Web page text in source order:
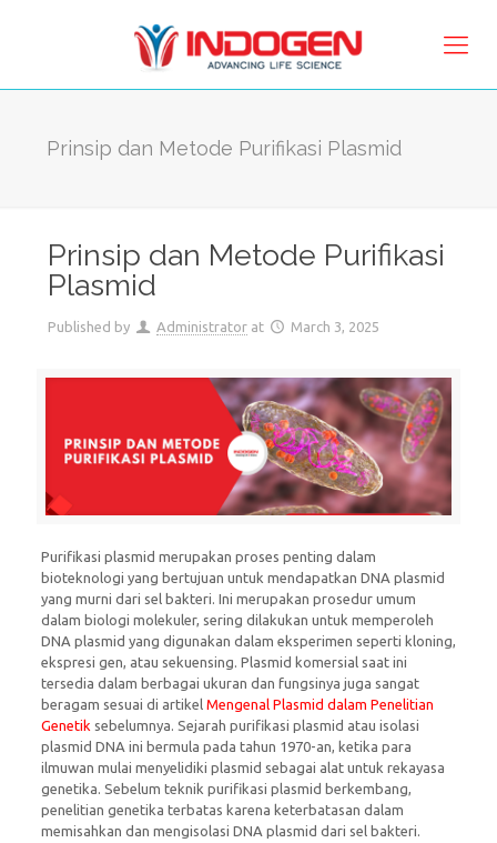
Prinsip dan Metode Purifikasi Plasmid
Prinsip dan Metode Purifikasi
Plasmid
Published by Administrator at March 3, 2025
Purifikasi plasmid merupakan proses penting dalam
bioteknologi yang bertujuan untuk mendapatkan DNA plasmid
yang murni dari sel bakteri. Ini merupakan prosedur umum
dalam biologi molekuler, sering dilakukan untuk memperoleh
DNA plasmid yang digunakan dalam eksperimen seperti kloning,
ekspresi gen, atau sekuensing. Plasmid komersial saat ini
tersedia dalam berbagai ukuran dan fungsinya juga sangat
beragam sesuai di artikel Mengenal Plasmid dalam Penelitian
Genetik sebelumnya. Sejarah purifikasi plasmid atau isolasi
plasmid DNA ini bermula pada tahun 1970-an, ketika para
ilmuwan mulai menyelidiki plasmid sebagai alat untuk rekayasa
genetika. Sebelum teknik purifikasi plasmid berkembang,
penelitian genetika terbatas karena keterbatasan dalam
memisahkan dan mengisolasi DNA plasmid dari sel bakteri.